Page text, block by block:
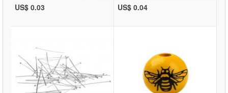
US$ 0.03 US$ 0.04